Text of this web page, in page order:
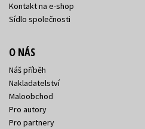
Kontakt na e-shop
Sídlo společnosti
O NÁS
Náš příběh
Nakladatelství
Maloobchod
Pro autory
Pro partnery